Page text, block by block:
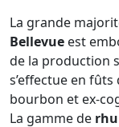
La grande
Bellevue est
de la production
s’effectue en
bourbon et ex-
La gamme de